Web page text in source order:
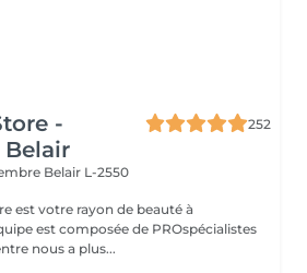
-
252
Belair L-2550
est votre rayon de beauté à
nous a plus...